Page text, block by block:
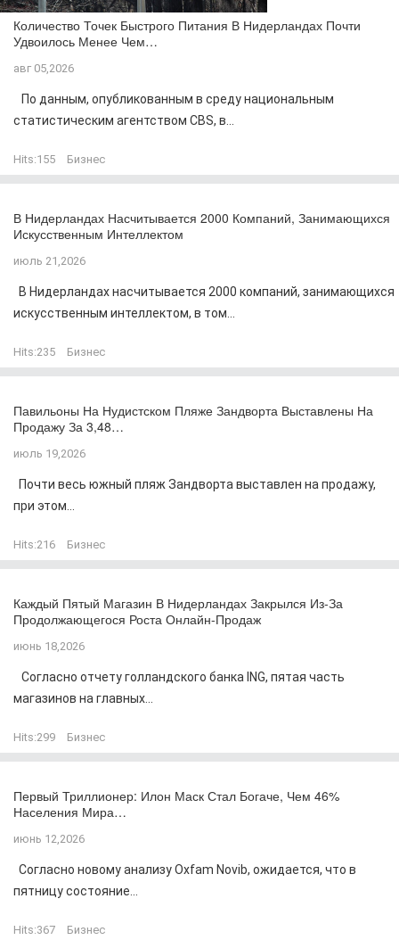
Количество Точек Быстрого Питания В Нидерландах Почти
Удвоилось Менее Чем…
авг 05,2026
По данным, опубликованным в среду национальным
статистическим агентством CBS, в...
Hits:155 Бизнес
В Нидерландах Насчитывается 2000 Компаний, Занимающихся
Искусственным Интеллектом
июль 21,2026
В Нидерландах насчитывается 2000 компаний, занимающихся
искусственным интеллектом, в том...
Hits:235 Бизнес
Павильоны На Нудистском Пляже Зандворта Выставлены На
Продажу За 3,48…
июль 19,2026
Почти весь южный пляж Зандворта выставлен на продажу,
при этом...
Hits:216 Бизнес
Каждый Пятый Магазин В Нидерландах Закрылся Из-За
Продолжающегося Роста Онлайн-Продаж
июнь 18,2026
Согласно отчету голландского банка ING, пятая часть
магазинов на главных...
Hits:299 Бизнес
Первый Триллионер: Илон Маск Стал Богаче, Чем 46%
Населения Мира…
июнь 12,2026
Согласно новому анализу Oxfam Novib, ожидается, что в
пятницу состояние...
Hits:367 Бизнес